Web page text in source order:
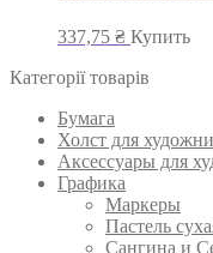
337,75 ₴ Купить
Категорії товарів
Бумага
Холст для
Аксессуары для
Графика
Маркеры
Пастель
Сангина и